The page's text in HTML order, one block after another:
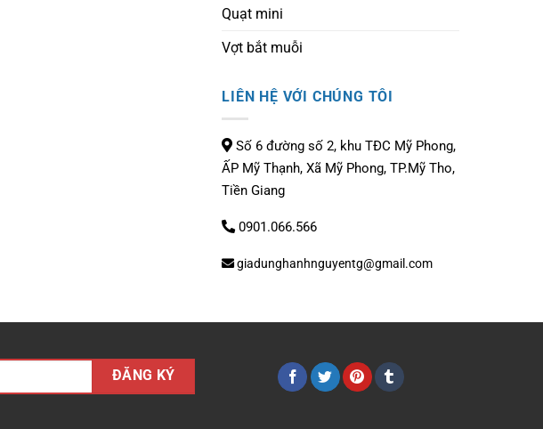
Quạt mini
Vợt bắt muỗi
LIÊN HỆ VỚI CHÚNG TÔI
Số 6 đường số 2, khu TĐC Mỹ Phong,
ẤP Mỹ Thạnh, Xã Mỹ Phong, TP.Mỹ Tho,
Tiền Giang
0901.066.566
giadunghanhnguyentg@gmail.com